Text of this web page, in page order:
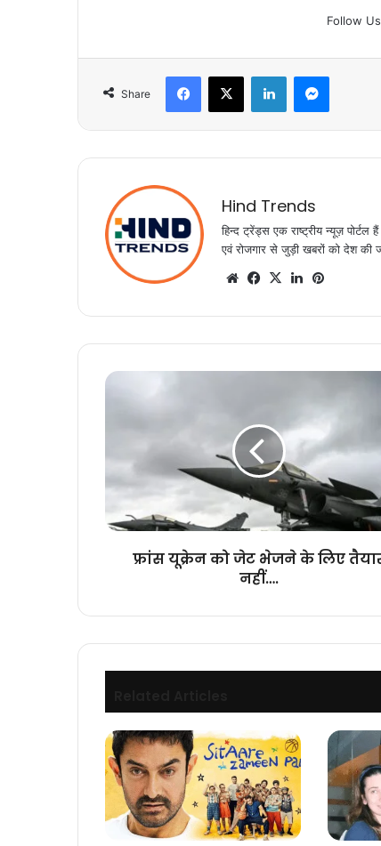
Follow Us
Share
Facebook
X LinkedIn
Hind Trends
हिन्द ट्रेंड्स एक राष्ट्रीय न्यूज़
एवं रोजगार से जुड़ी खबरों को देश की
WebsiteFacebook
X LinkedIn
फ्रांस
के
लिए
तैयार
नहीं….
फ्रांस यूक्रेन को जेट भेजने के लिए
नहीं….